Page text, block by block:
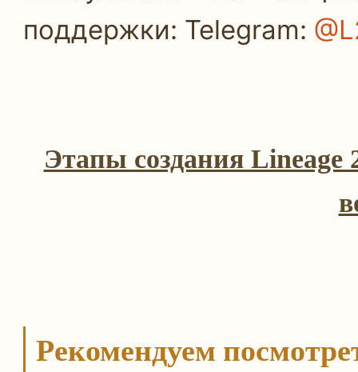
поддержки: Telegram:
Этапы создания Lineage
Рекомендуем